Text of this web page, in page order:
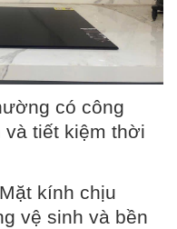
có công
tiết kiệm thời
kính chịu
vệ sinh và bền